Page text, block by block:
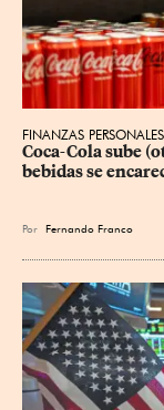
FINANZAS PERSONALES
Coca-Cola sube
bebidas se
Por Fernando Franco